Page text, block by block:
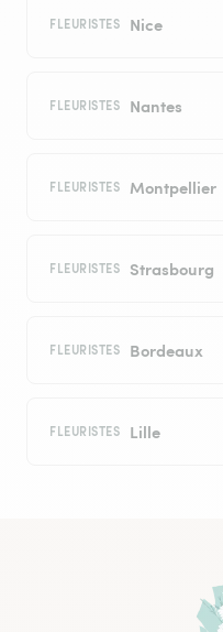
FLEURISTES Nice
FLEURISTES Nantes
FLEURISTES Montpellier
FLEURISTES Strasbourg
FLEURISTES Bordeaux
FLEURISTES Lille